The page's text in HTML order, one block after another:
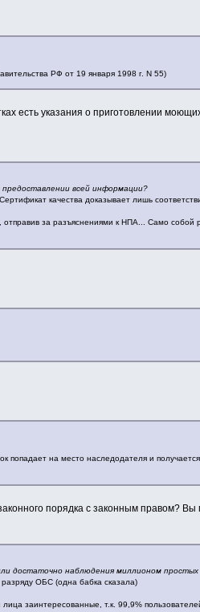
РФ от 19 января 1998 г. N 55)
есть указания о приготовлении
всей информации?
качества доказывает лишь
за разъяснениями к НПА... Само собой
попадает на место наследодателя и
порядка с законным правом? Вы
достаточно наблюдения миллионом
ОБС (одна бабка сказала)
заинтересованные, т.к. 99,9%